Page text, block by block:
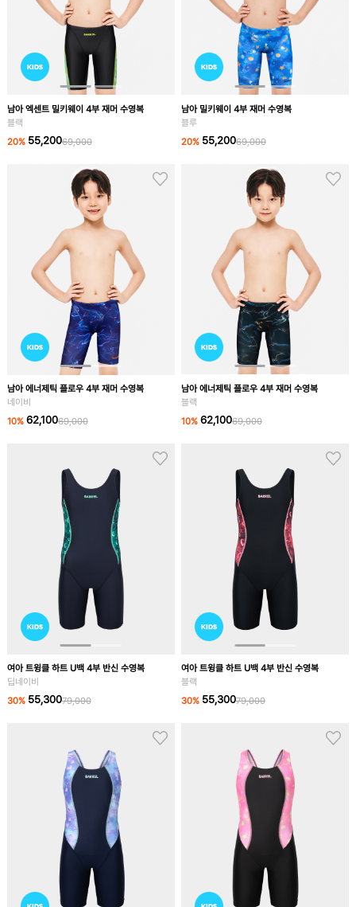
남아 엑센트 밀키웨이 4부 재머 수영복
블랙
20% 55,20069,000
남아 밀키웨이 4부 재머 수영복
블루
20% 55,20069,000
남아 에너제틱 플로우 4부 재머 수영복
네이비
10% 62,10069,000
남아 에너제틱 플로우 4부 재머 수영복
블랙
10% 62,10069,000
여아 트윙클 하트 U백 4부 반신 수영복
딥네이비
30% 55,30079,000
여아 트윙클 하트 U백 4부 반신 수영복
블랙
30% 55,30079,000